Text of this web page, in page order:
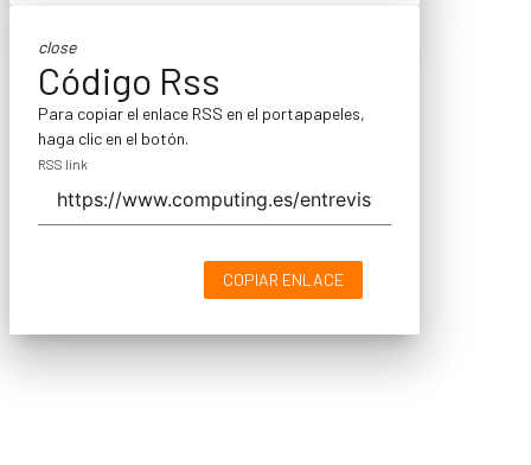
close
Código Rss
Para copiar el enlace RSS en el portapapeles,
haga clic en el botón.
RSS link
COPIAR ENLACE